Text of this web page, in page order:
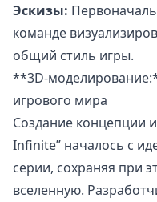
Эскизы:
команде
общий стиль игры.
**3D-
игрового мира
Создание концепции
Infinite” началось с
серии, сохраняя при
вселенную.